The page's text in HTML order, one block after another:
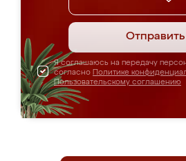
Отправить
Я соглашаюсь на передачу
согласно Политике
Пользовательскому соглашению